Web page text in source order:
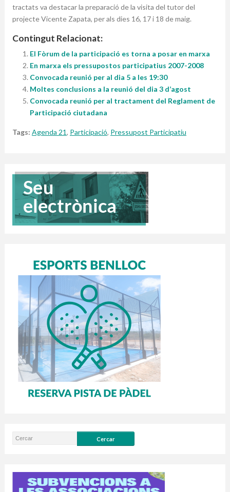
tractats va destacar la preparació de la visita del tutor del
projecte Vicente Zapata, per als dies 16, 17 i 18 de maig.
Contingut Relacionat:
El Fòrum de la participació es torna a posar en marxa
En marxa els pressupostos participatius 2007-2008
Convocada reunió per al dia 5 a les 19:30
Moltes conclusions a la reunió del dia 3 d’agost
Convocada reunió per al tractament del Reglament de
Participació ciutadana
Tags: Agenda 21, Participació, Pressupost Participatiu